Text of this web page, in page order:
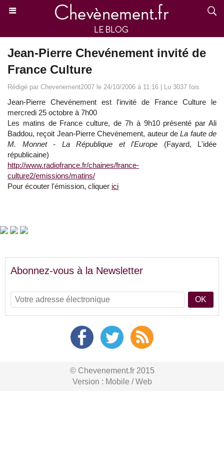
Jean-Pierre Chevénement invité de
France Culture
Rédigé par Chevenement2007 le 24/10/2006 à 11:16 | Lu 3037 fois
Jean-Pierre Chevénement est l'invité de France Culture le
mercredi 25 octobre à 7h00
Les matins de France culture, de 7h à 9h10 présenté par Ali
Baddou, reçoit Jean-Pierre Chevènement, auteur deLa faute de
M. Monnet - La République et l'Europe (Fayard, L'idée
républicaine)
http://www.radiofrance.fr/chaines/france-
culture2/emissions/matins/
Pour écouter l'émission, cliquer ici
Abonnez-vous à la Newsletter
OK
© Chevenement.fr 2015
Version : Mobile /Web